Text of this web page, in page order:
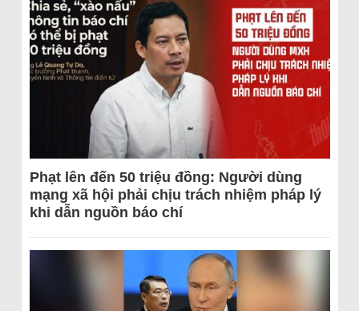
Phạt lên đến 50 triệu đồng: Người dùng
mạng xã hội phải chịu trách nhiệm pháp lý
khi dẫn nguồn báo chí